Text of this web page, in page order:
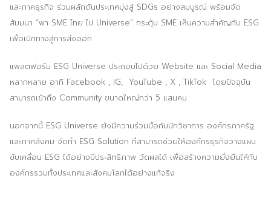
ผลิตสิ่งพิมพ์และที่เกี่ยวข้อง
พัฒนาผลิตภัณฑ์
หน้าแรก
อบรมสัมมนาออฟไลน์และออนไลน์
และภาคธุรกิจ ร่วมผลักดันประเทศมุ่งสู่ SDGs อย่างสมบูรณ์ พร้อมจัด
สัมมนา “พา SME ไทย ไป Universe” กระตุ้น SME เห็นความสำคัญกับ ESG
เพื่อเบิกทางสู่การส่งออก
แพลตฟอร์ม ESG Universe ประกอบไปด้วย Website และ Social Media
หลากหลาย อาทิ Facebook , IG, YouTube , X , TikTok โดยปัจจุบัน
สามารถเข้าถึง Community ขนาดใหญ่กว่า 5 แสนคน
นอกจากนี้ ESG Universe ยังมีความร่วมมือกับนักวิชาการ องค์กรภาครัฐ
และภาคสังคม จัดทำ ESG Solution ที่สามารถช่วยให้องค์กรธุรกิจวางแผน
ขับเคลื่อน ESG ได้อย่างมีประสิทธิภาพ วัดผลได้ เพื่อสร้างความยั่งยืนให้กับ
องค์กรรวมทั้งประเทศและสังคมโลกได้อย่างแท้จริง